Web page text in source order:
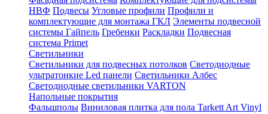
НВФ Подвесы Угловые профили Профили и
комплектующие для монтажа ГКЛ Элементы подвесной
системы Гайпель Гребенки Раскладки Подвесная
система Primet
Светильники
Светильники для подвесных потолков Светодиодные
ультратонкие Led панели Светильники Албес
Светодиодные светильники VARTON
Напольные покрытия
Фальшполы Виниловая плитка для пола Tarkett Art Vinyl